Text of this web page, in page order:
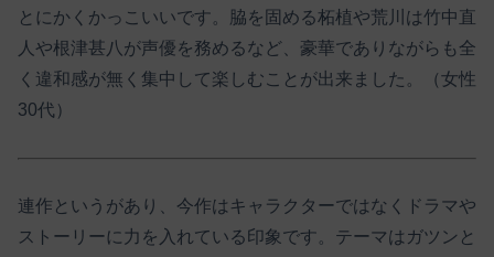
とにかくかっこいいです。脇を固める柘植や荒川は竹中直
人や根津甚八が声優を務めるなど、豪華でありながらも全
く違和感が無く集中して楽しむことが出来ました。（女性
30代）
連作というがあり、今作はキャラクターではなくドラマや
ストーリーに力を入れている印象です。テーマはガツンと